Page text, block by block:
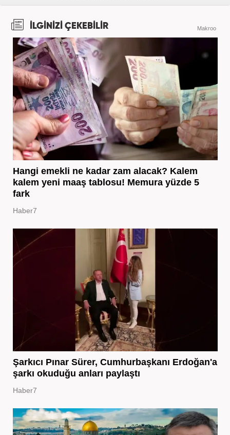
İLGİNİZİ ÇEKEBİLİR Makroo
Hangi emekli ne kadar zam alacak? Kalem
kalem yeni maaş tablosu! Memura yüzde 5
fark
Haber7
Şarkıcı Pınar Sürer, Cumhurbaşkanı Erdoğan'a
şarkı okuduğu anları paylaştı
Haber7